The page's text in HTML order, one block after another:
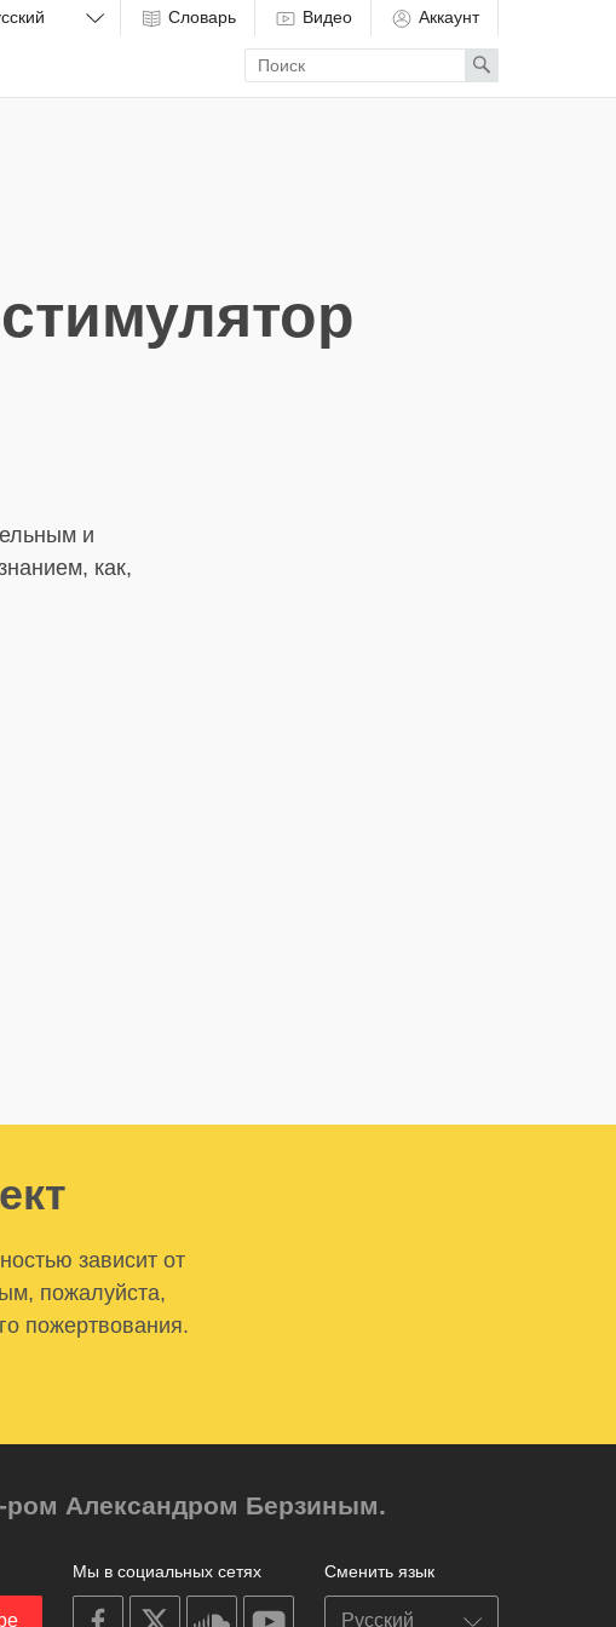
Словарь Видео Аккаунт
Enter
search
term
Search
и
как,
зависит от
пожалуйста,
пожертвования.
ром Александром Берзиным.
Сменить язык
Мы в социальных сетях
on
on
on